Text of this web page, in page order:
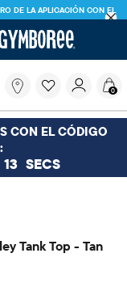
DE LA APLICACIÓN CON EL
filtra las
0
CON EL CÓDIGO
13 SECS
Tank Top - Tan